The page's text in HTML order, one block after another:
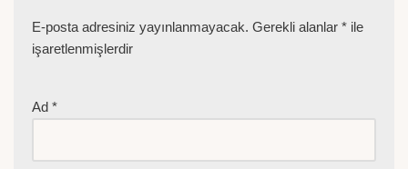
E-posta adresiniz yayınlanmayacak. Gerekli alanlar * ile
işaretlenmişlerdir
Ad *